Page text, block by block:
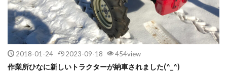
2018-01-24 2023-09-18 454view
作業所ひなに新しいトラクターが納車されました(^_^)